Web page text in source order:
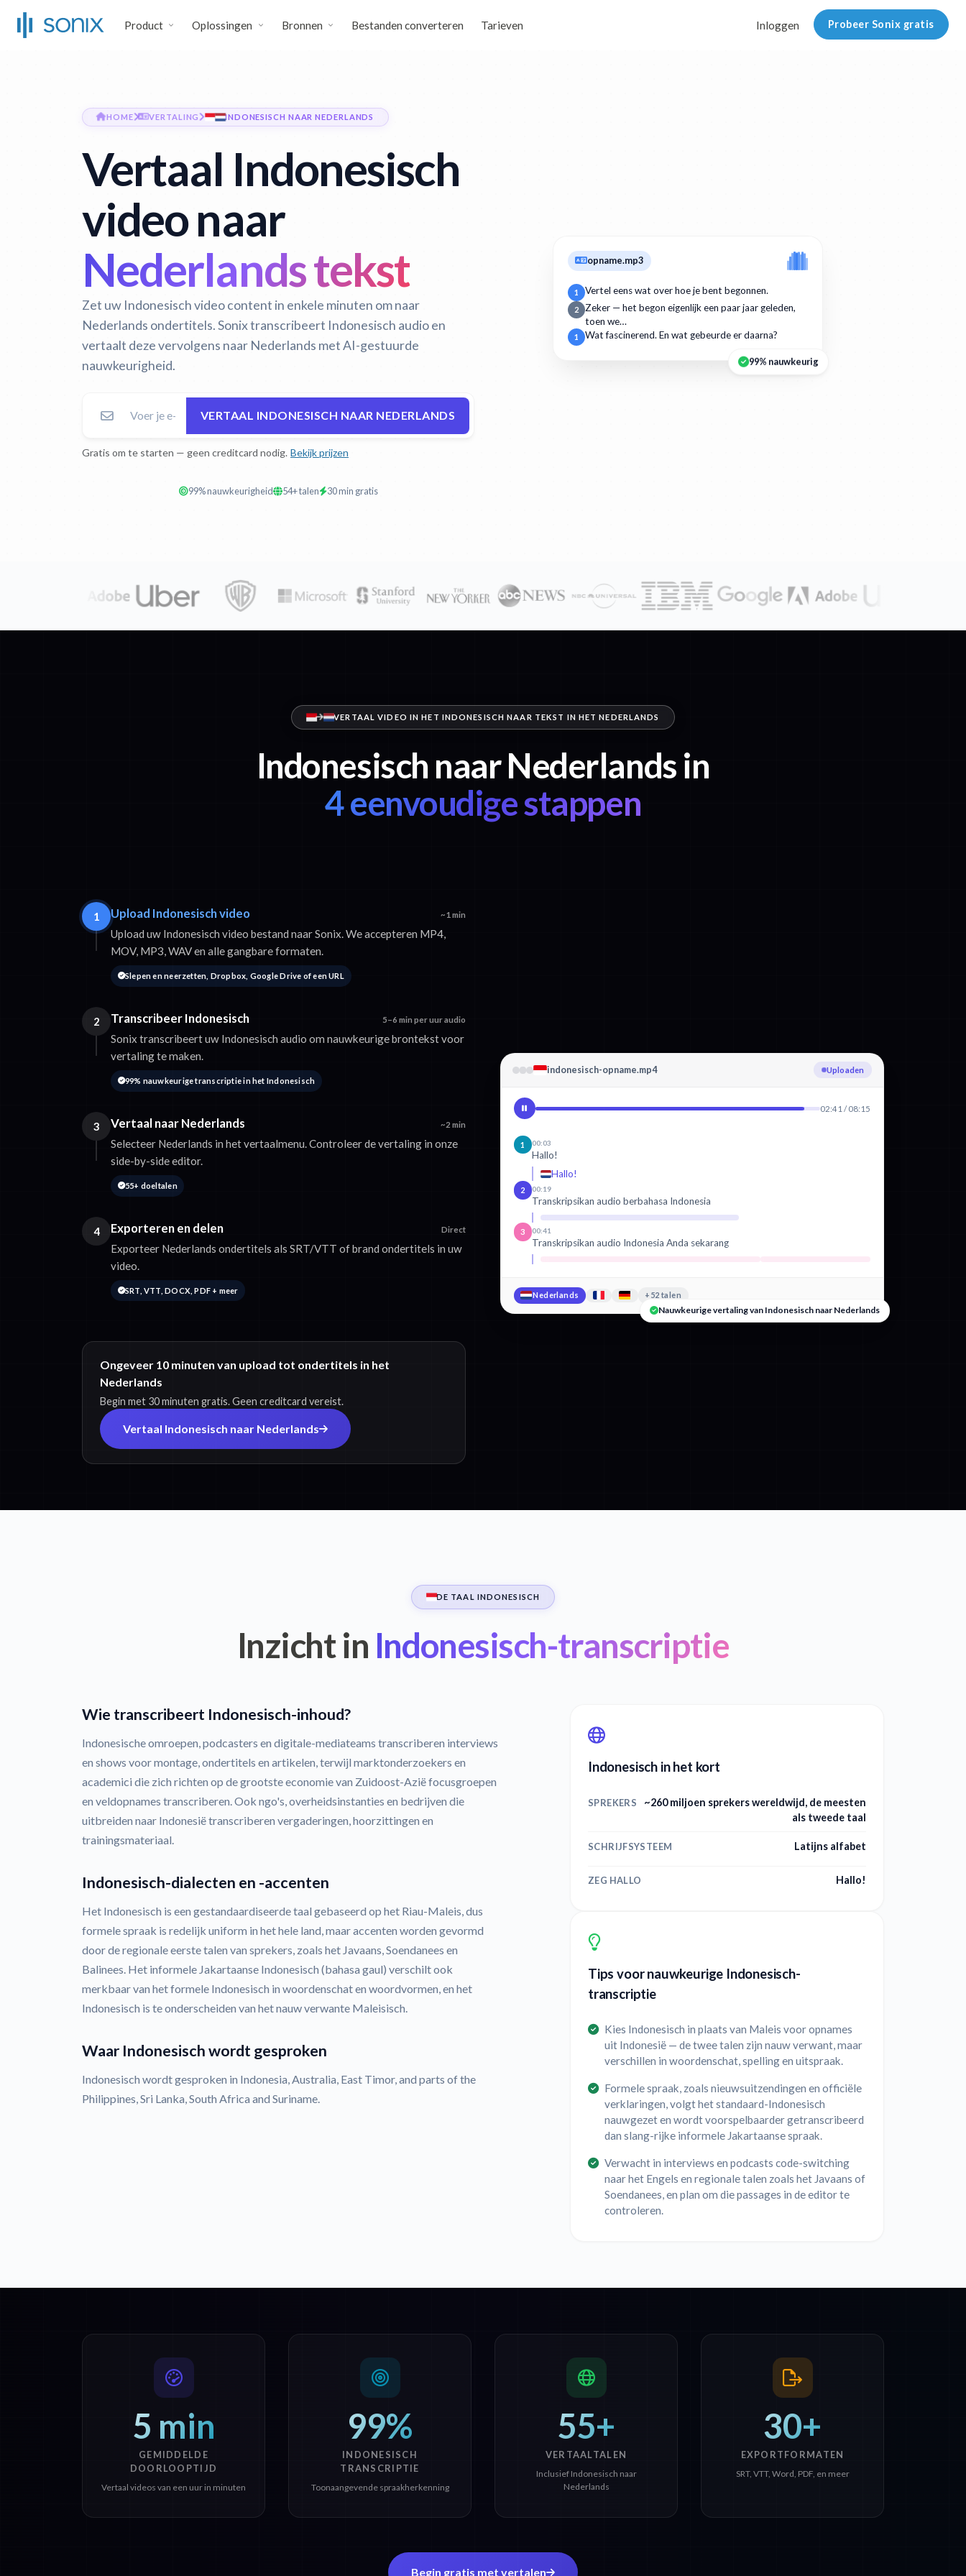
Product Oplossingen Bronnen Bestanden converteren Tarieven Inloggen Probeer Sonix gratis
HOME VERTALING INDONESISCH NAAR NEDERLANDS
Vertaal Indonesisch
video naar
Nederlands tekst
Zet uw Indonesisch video content in enkele minuten om naar
Nederlands ondertitels. Sonix transcribeert Indonesisch audio en
vertaalt deze vervolgens naar Nederlands met AI-gestuurde
nauwkeurigheid.
VERTAAL INDONESISCH NAAR NEDERLANDS
Gratis om te starten — geen creditcard nodig. Bekijk prijzen
99% nauwkeurigheid 54+ talen 30 min gratis
opname.mp3
1 Vertel eens wat over hoe je bent begonnen.
2
Zeker — het begon eigenlijk een paar jaar geleden,
toen we…
1 Wat fascinerend. En wat gebeurde er daarna?
99% nauwkeurig
VERTAAL VIDEO IN HET INDONESISCH NAAR TEKST IN HET NEDERLANDS
Indonesisch naar Nederlands in
4 eenvoudige stappen
1 Upload Indonesisch video ~1 min
Upload uw Indonesisch video bestand naar Sonix. We accepteren MP4,
MOV, MP3, WAV en alle gangbare formaten.
Slepen en neerzetten, Dropbox, Google Drive of een URL
2 Transcribeer Indonesisch 5–6 min per uur audio
Sonix transcribeert uw Indonesisch audio om nauwkeurige brontekst voor
vertaling te maken.
99% nauwkeurige transcriptie in het Indonesisch
3 Vertaal naar Nederlands ~2 min
Selecteer Nederlands in het vertaalmenu. Controleer de vertaling in onze
side-by-side editor.
55+ doeltalen
4 Exporteren en delen Direct
Exporteer Nederlands ondertitels als SRT/VTT of brand ondertitels in uw
video.
SRT, VTT, DOCX, PDF + meer
Ongeveer 10 minuten van upload tot ondertitels in het
Nederlands
Begin met 30 minuten gratis. Geen creditcard vereist.
Vertaal Indonesisch naar Nederlands
indonesisch-opname.mp4 Indonesisch transcriberen
02:41 / 08:15
1 00:03
Hallo!
Hallo!
2 00:19
Transkripsikan audio berbahasa Indonesia
3 00:41
Transkripsikan audio Indonesia Anda sekarang
Nederlands +52 talen
Nauwkeurige vertaling van Indonesisch naar Nederlands
DE TAAL INDONESISCH
Inzicht in Indonesisch-transcriptie
Wie transcribeert Indonesisch-inhoud?
Indonesische omroepen, podcasters en digitale-mediateams transcriberen interviews
en shows voor montage, ondertitels en artikelen, terwijl marktonderzoekers en
academici die zich richten op de grootste economie van Zuidoost-Azië focusgroepen
en veldopnames transcriberen. Ook ngo's, overheidsinstanties en bedrijven die
uitbreiden naar Indonesië transcriberen vergaderingen, hoorzittingen en
trainingsmateriaal.
Indonesisch-dialecten en -accenten
Het Indonesisch is een gestandaardiseerde taal gebaseerd op het Riau-Maleis, dus
formele spraak is redelijk uniform in het hele land, maar accenten worden gevormd
door de regionale eerste talen van sprekers, zoals het Javaans, Soendanees en
Balinees. Het informele Jakartaanse Indonesisch (bahasa gaul) verschilt ook
merkbaar van het formele Indonesisch in woordenschat en woordvormen, en het
Indonesisch is te onderscheiden van het nauw verwante Maleisisch.
Waar Indonesisch wordt gesproken
Indonesisch wordt gesproken in Indonesia, Australia, East Timor, and parts of the
Philippines, Sri Lanka, South Africa and Suriname.
Indonesisch in het kort
SPREKERS
~260 miljoen sprekers wereldwijd, de meesten
als tweede taal
SCHRIJFSYSTEEM Latijns alfabet
ZEG HALLO Hallo!
Tips voor nauwkeurige Indonesisch-
transcriptie
Kies Indonesisch in plaats van Maleis voor opnames
uit Indonesië — de twee talen zijn nauw verwant, maar
verschillen in woordenschat, spelling en uitspraak.
Formele spraak, zoals nieuwsuitzendingen en officiële
verklaringen, volgt het standaard-Indonesisch
nauwgezet en wordt voorspelbaarder getranscribeerd
dan slang-rijke informele Jakartaanse spraak.
Verwacht in interviews en podcasts code-switching
naar het Engels en regionale talen zoals het Javaans of
Soendanees, en plan om die passages in de editor te
controleren.
5 min
GEMIDDELDE
DOORLOOPTIJD
Vertaal videos van een uur in minuten
99%
INDONESISCH
TRANSCRIPTIE
Toonaangevende spraakherkenning
55+
VERTAALTALEN
Inclusief Indonesisch naar
Nederlands
30+
EXPORTFORMATEN
SRT, VTT, Word, PDF, en meer
Begin gratis met vertalen